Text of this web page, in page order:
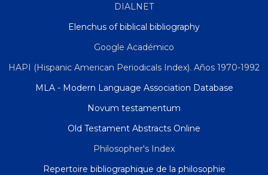
DIALNET
Elenchus of biblical bibliography
Google Académico
HAPI (Hispanic American Periodicals Index). Años 1970-1992
MLA - Modern Language Association Database
Novum testamentum
Old Testament Abstracts Online
Philosopher's Index
Repertoire bibliographique de la philosophie